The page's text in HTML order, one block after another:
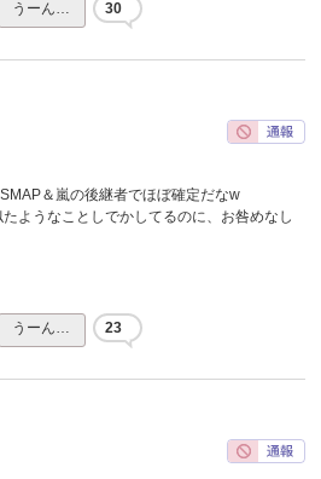
うーん… 30
＆嵐の後継者でほぼ確定だなw
ようなことしでかしてるのに、お咎めなし
うーん… 23